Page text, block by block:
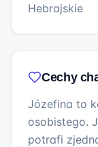
Hebrajskie
Cechy
Józefina to
osobistego.
potrafi